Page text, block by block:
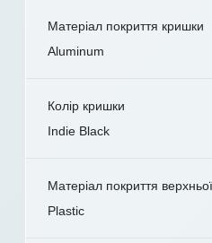
Матеріал покриття кришки
Aluminum
Колір кришки
Indie Black
Матеріал покриття
Plastic